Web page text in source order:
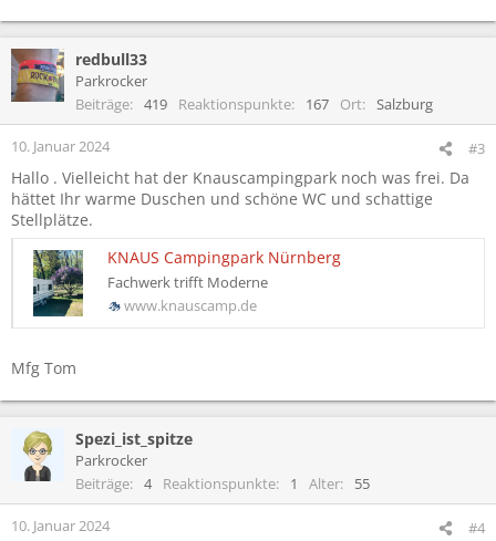
redbull33
Parkrocker
Beiträge
419 Reaktionspunkte 167 Ort Salzburg
10. Januar 2024 #3
Hallo . Vielleicht hat der Knauscampingpark noch was frei. Da
hättet Ihr warme Duschen und schöne WC und schattige
Stellplätze.
KNAUS Campingpark Nürnberg
Fachwerk trifft Moderne
www.knauscamp.de
Mfg Tom
Spezi_ist_spitze
Parkrocker
Beiträge
4 Reaktionspunkte 1 Alter 55
10. Januar 2024 #4